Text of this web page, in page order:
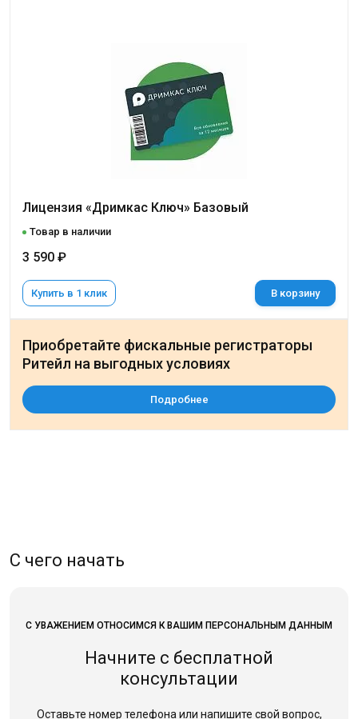
Лицензия «Дримкас Ключ» Базовый
Товар в наличии
3 590 ₽
Купить в 1 клик В корзину
Приобретайте фискальные регистраторы
Ритейл на выгодных условиях
Подробнее
С чего начать
С УВАЖЕНИЕМ ОТНОСИМСЯ К ВАШИМ ПЕРСОНАЛЬНЫМ ДАННЫМ
Начните с бесплатной
консультации
Оставьте номер телефона или напишите свой вопрос,